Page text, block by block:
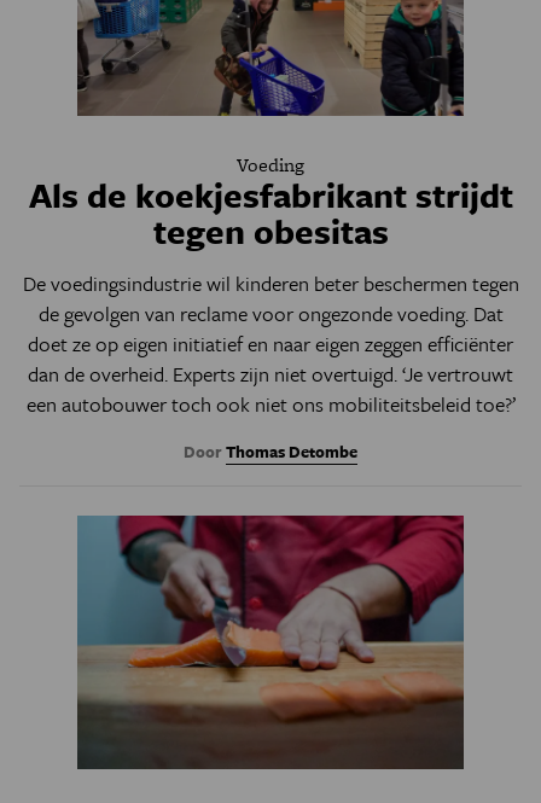
Voeding
Als de koekjesfabrikant strijdt
tegen obesitas
De voedingsindustrie wil kinderen beter beschermen tegen
de gevolgen van reclame voor ongezonde voeding. Dat
doet ze op eigen initiatief en naar eigen zeggen efficiënter
dan de overheid. Experts zijn niet overtuigd. ‘Je vertrouwt
een autobouwer toch ook niet ons mobiliteitsbeleid toe?’
DoorThomas Detombe